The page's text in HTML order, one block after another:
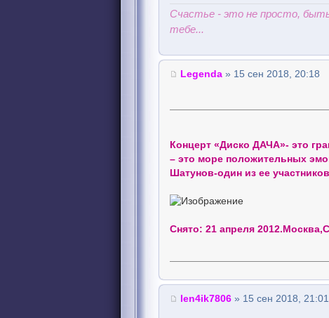
Счастье - это не просто,
тебе...
Legenda » 15 сен 2018, 20:18
Концерт «Диско ДАЧА»- это
– это море положительных
Шатунов-один из ее
Снято: 21 апреля
len4ik7806 » 15 сен 2018, 21:01